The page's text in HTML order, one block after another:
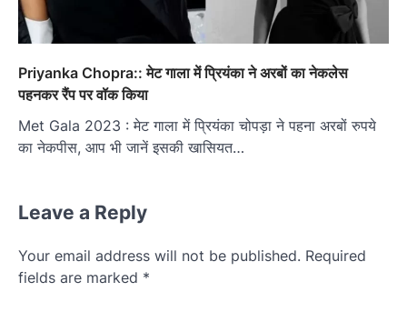
Priyanka Chopra:: मेट गाला में प्रियंका ने अरबों का नेकलेस
पहनकर रैंप पर वॉक किया
Met Gala 2023 : मेट गाला में प्रियंका चोपड़ा ने पहना अरबों रुपये
का नेकपीस, आप भी जानें इसकी खासियत…
Leave a Reply
Your email address will not be published. Required
fields are marked *